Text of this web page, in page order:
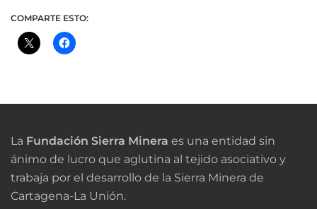
COMPARTE ESTO:
La Fundación Sierra Minera es una entidad sin
ánimo de lucro que aglutina al tejido asociativo y
trabaja por el desarrollo de la Sierra Minera de
Cartagena-La Unión.